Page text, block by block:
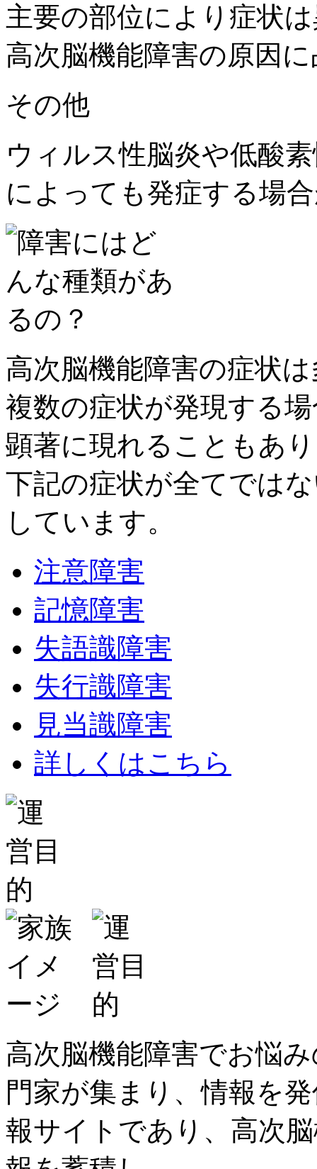
主要の部位により症状
高次脳機能障害の原因
その他
ウィルス性脳炎や低酸
によっても発症する場
高次脳機能障害の症状
複数の症状が発現する
顕著に現れることもあ
下記の症状が全てでは
しています。
注意障害
記憶障害
失語識障害
失行識障害
見当識障害
詳しくはこちら
高次脳機能障害でお悩
門家が集まり、情報を
報サイトであり、高次